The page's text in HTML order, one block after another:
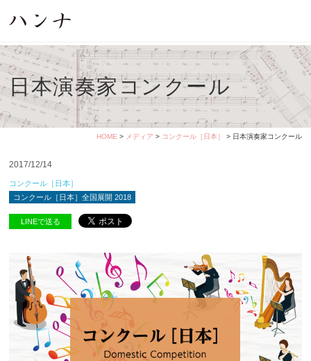
日本演奏家コンクール
HOME > メディア > コンクール［日本］ > 日本演奏家コンクール
2017/12/14
コンクール［日本］
コンクール［日本］全国展開 2018
LINEで送る